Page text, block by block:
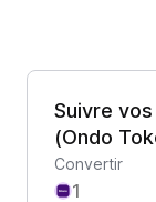
Suivre
(Ondo
Convertir